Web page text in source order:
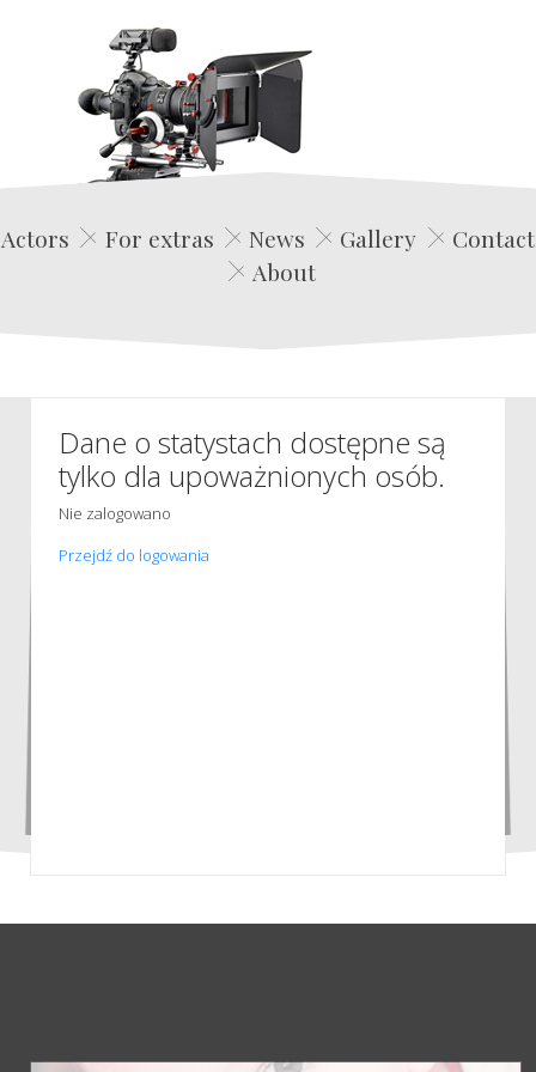
Edwin Film Agencja Aktorska
Actors For extras News Gallery
Contact
About
Dane o statystach dostępne są
tylko dla upoważnionych osób.
Nie zalogowano
Przejdź do logowania